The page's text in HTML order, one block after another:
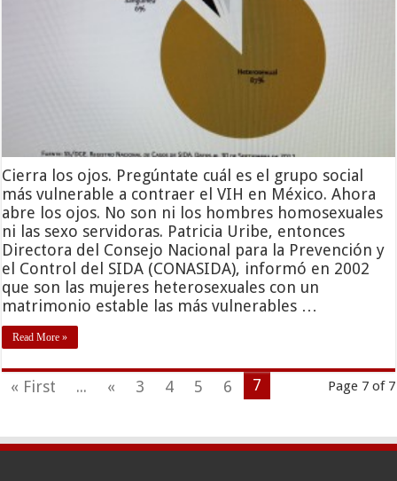
Cierra los ojos. Pregúntate cuál es el grupo social
más vulnerable a contraer el VIH en México. Ahora
abre los ojos. No son ni los hombres homosexuales
ni las sexo servidoras. Patricia Uribe, entonces
Directora del Consejo Nacional para la Prevención y
el Control del SIDA (CONASIDA), informó en 2002
que son las mujeres heterosexuales con un
matrimonio estable las más vulnerables …
Read More »
Page 7 of 7
« First ... « 3 4 5 6 7